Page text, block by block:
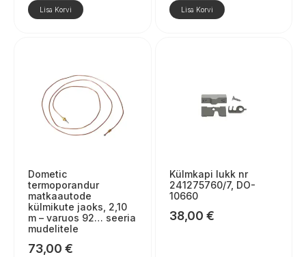
Lisa Korvi Lisa Korvi
Dometic
termoporandur
matkaautode
külmikute jaoks, 2,10
m – varuos 92… seeria
mudelitele
73,00 €
Külmkapi lukk nr
241275760/7, DO-
10660
38,00 €